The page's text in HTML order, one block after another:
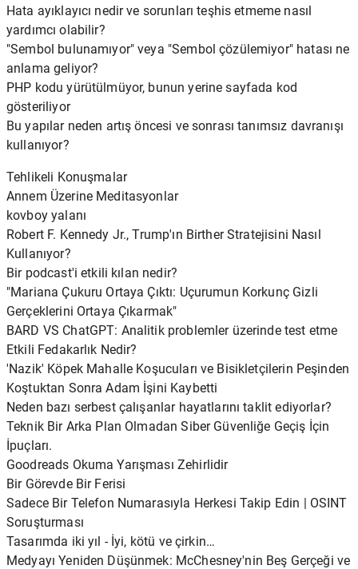
Hata ayıklayıcı nedir ve sorunları teşhis etmeme nasıl
yardımcı olabilir?
"Sembol bulunamıyor" veya "Sembol çözülemiyor" hatası ne
anlama geliyor?
PHP kodu yürütülmüyor, bunun yerine sayfada kod
gösteriliyor
Bu yapılar neden artış öncesi ve sonrası tanımsız davranışı
kullanıyor?
Tehlikeli Konuşmalar
Annem Üzerine Meditasyonlar
kovboy yalanı
Robert F. Kennedy Jr., Trump'ın Birther Stratejisini Nasıl
Kullanıyor?
Bir podcast'i etkili kılan nedir?
"Mariana Çukuru Ortaya Çıktı: Uçurumun Korkunç Gizli
Gerçeklerini Ortaya Çıkarmak"
BARD VS ChatGPT: Analitik problemler üzerinde test etme
Etkili Fedakarlık Nedir?
'Nazik' Köpek Mahalle Koşucuları ve Bisikletçilerin Peşinden
Koştuktan Sonra Adam İşini Kaybetti
Neden bazı serbest çalışanlar hayatlarını taklit ediyorlar?
Teknik Bir Arka Plan Olmadan Siber Güvenliğe Geçiş İçin
İpuçları.
Goodreads Okuma Yarışması Zehirlidir
Bir Görevde Bir Ferisi
Sadece Bir Telefon Numarasıyla Herkesi Takip Edin | OSINT
Soruşturması
Tasarımda iki yıl - İyi, kötü ve çirkin…
Medyayı Yeniden Düşünmek: McChesney'nin Beş Gerçeği ve